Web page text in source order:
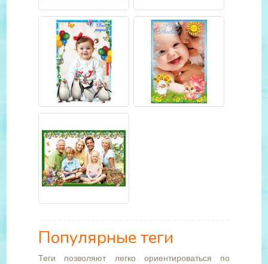
Популярные теги
Теги позволяют легко ориентироваться по